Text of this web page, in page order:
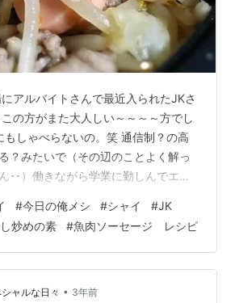
アルバイトさんで最近入られたJKさ
の方がまた大人しい～～～～方でし
もしゃべらないの。笑 通信制？の高
？みたいで（その辺のことよく解っ
･･）働きながら学業に勤しんでエラ
日も暑いねえ～･･とか天気の話と
けにはちょこっと頷いたり、完全に
ゃないんですけどね･･^^;とにかくス
んだなあって･･人がいて^^; そもそも
ペシャルシャイガイにて･･人間関係
#今日の俺メシ #シャイ #JK
炒めの素 #魚肉ソーセージ レシピ
ャルな日々 • 3年前